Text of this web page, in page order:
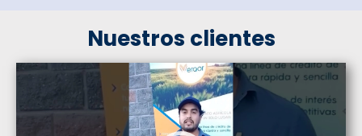
Nuestros clientes